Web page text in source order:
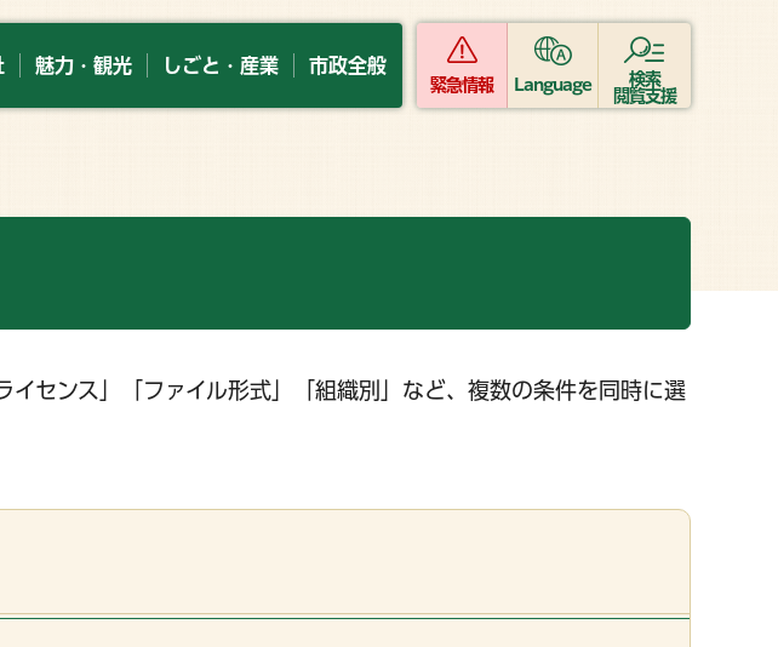
魅力・観光 しごと・産業 市政全般
緊急情報 Language
検索
閲覧支援
センス」「ファイル形式」「組織別」など、複数の条件を同時に選